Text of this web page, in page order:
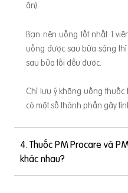
ăn).
Bạn nên uống tốt nhất 1
uống được sau bữa sáng
sau bữa tối đều được.
Chỉ lưu ý không uống
có một số thành phần gây
4. Thuốc PM Procare và
khác nhau?